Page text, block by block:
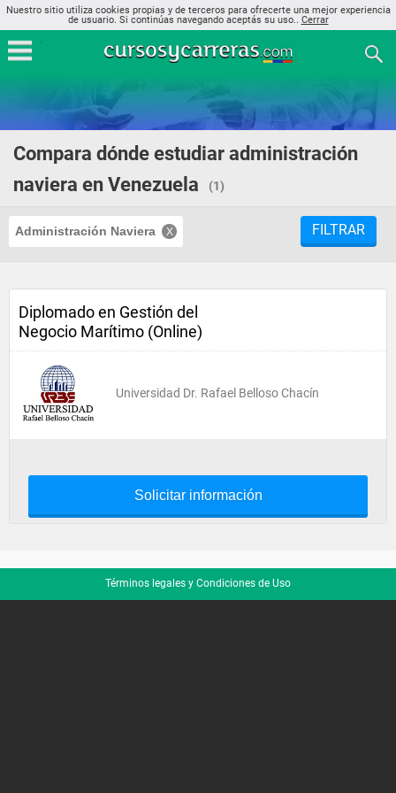
Nuestro sitio utiliza cookies propias y de terceros para ofrecerte una mejor experiencia
de usuario. Si continúas navegando aceptás su uso.. Cerrar
Compara dónde estudiar administración
naviera en Venezuela
(1)
Administración Naviera FILTRAR
Diplomado en Gestión del
Negocio Marítimo (Online)
Universidad Dr. Rafael Belloso Chacín
Solicitar información
Términos legales y Condiciones de Uso